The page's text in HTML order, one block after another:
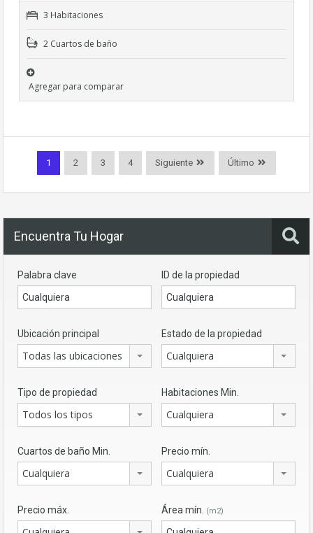
3 Habitaciones
2 Cuartos de baño
Agregar para comparar
1 2 3 4 Siguiente Último
Encuentra Tu Hogar
Palabra clave ID de la propiedad
Ubicación principal
Todas las ubicaciones
Estado de la propiedad
Cualquiera
Tipo de propiedad
Todos los tipos
Habitaciones Min.
Cualquiera
Cuartos de baño Min.
Cualquiera
Precio mín.
Cualquiera
Precio máx. Área mín. (m2)